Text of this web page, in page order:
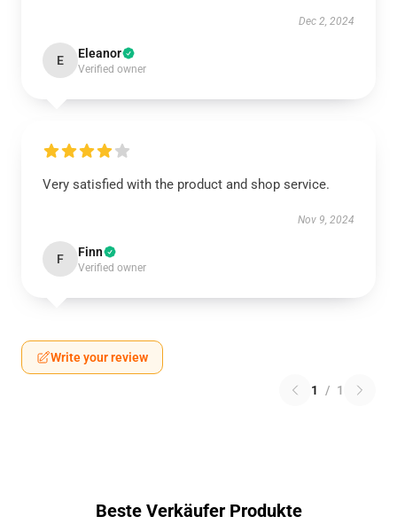
Dec 2, 2024
E Eleanor
Verified owner
Very satisfied with the product and shop service.
Nov 9, 2024
F Finn
Verified owner
Write your review
1 / 1
Beste Verkäufer Produkte